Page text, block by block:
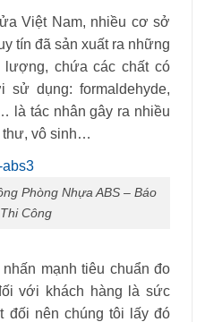
Việt Nam, nhiều cơ sở
tín đã sản xuất ra những
lượng, chứa các chất có
dụng: formaldehyde,
là tác nhân gây ra nhiều
thư, vô sinh…
Phòng Nhựa ABS – Báo
Công
nhấn mạnh tiêu chuẩn đo
với khách hàng là sức
đối nên chúng tôi lấy đó